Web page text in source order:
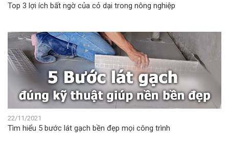
Top 3 lợi ích bất ngờ của cỏ dại trong nông nghiệp
22/11/2021
Tìm hiểu 5 bước lát gạch bền đẹp mọi công trình